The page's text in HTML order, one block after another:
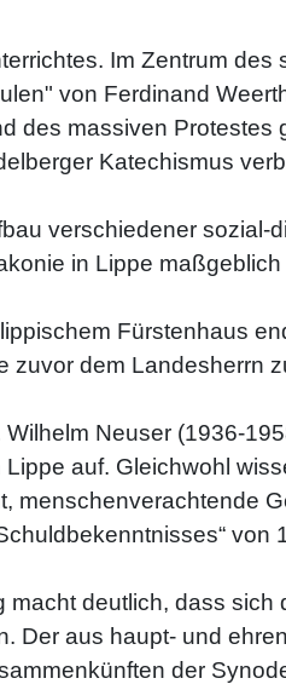
Im Zentrum des
von Ferdinand
des massiven Protestes
Katechismus
verschiedener sozial-
in Lippe
Fürstenhaus
zuvor dem Landesherrn
Neuser (1936-
auf. Gleichwohl
menschenverachtende
von
deutlich, dass sich
Der aus haupt- und
der